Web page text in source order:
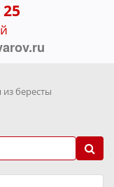
из бересты